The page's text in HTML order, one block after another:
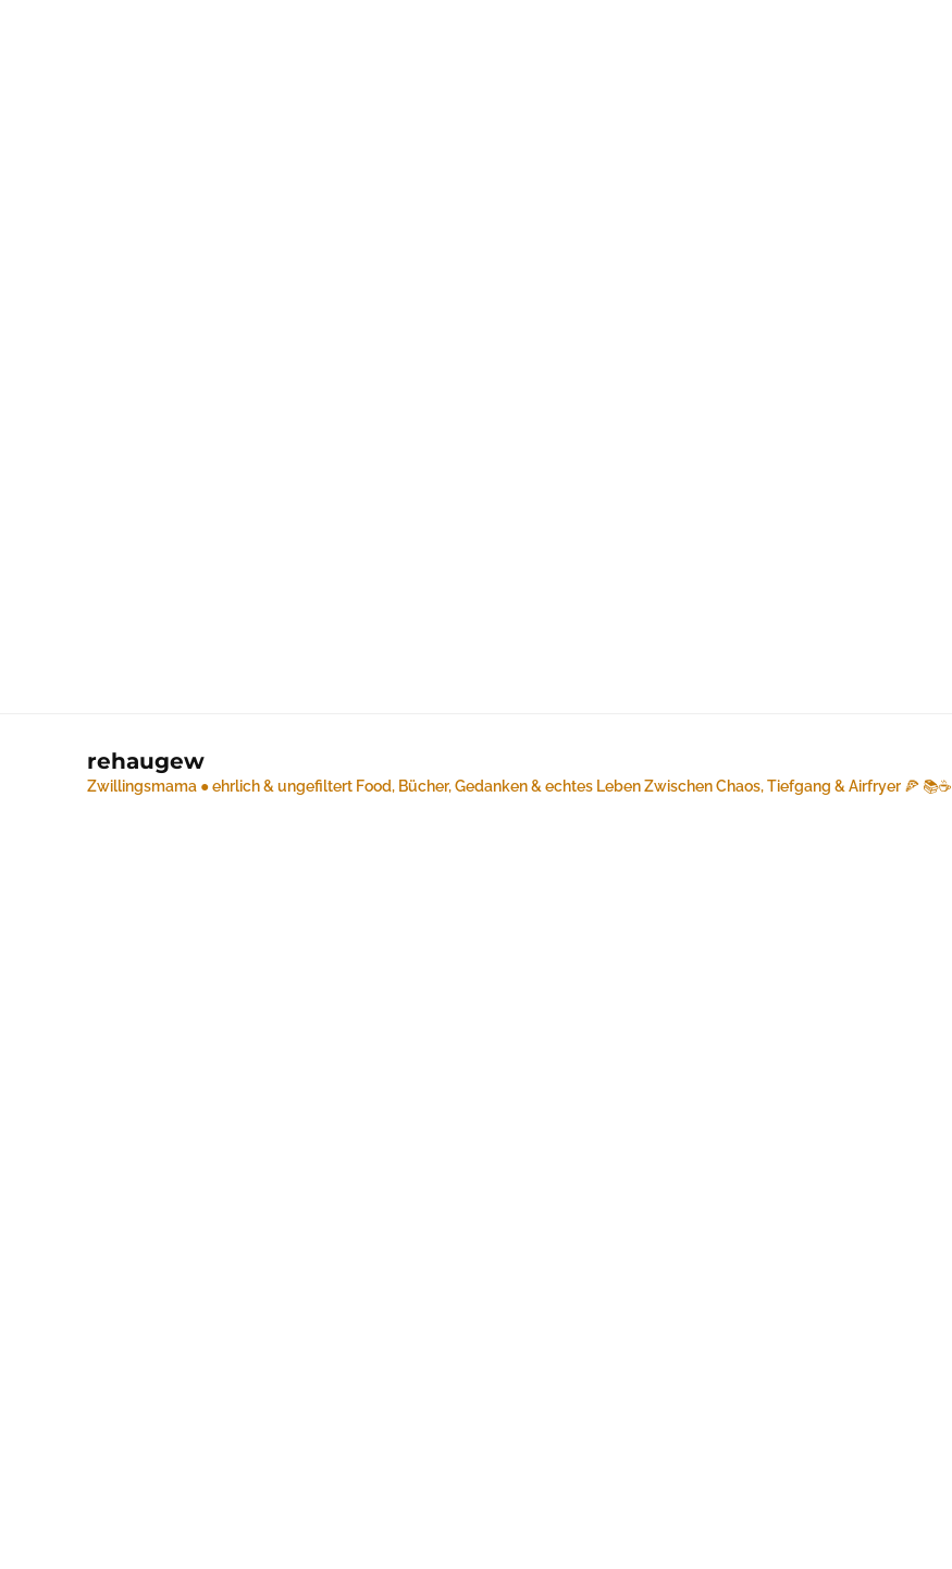
rehaugew
Zwillingsmama ● ehrlich & ungefiltert Food, Bücher, Gedanken & echtes LebenZwischen Chaos, Tiefgang & Airfryer 🍕 📚☕️